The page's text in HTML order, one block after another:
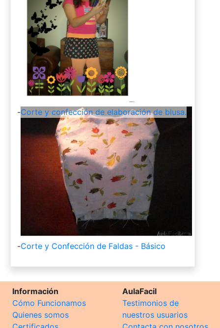
-Corte y confección de elaboración de blusa.
-Corte y Confección de Faldas - Básico
Información
Cómo Funcionamos
Quienes somos
AulaFacil
Testimonios de
nuestros usuarios